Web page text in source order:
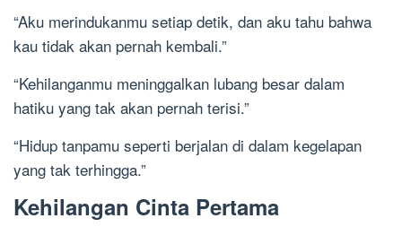
“Aku merindukanmu setiap detik, dan aku tahu bahwa
kau tidak akan pernah kembali.”
“Kehilanganmu meninggalkan lubang besar dalam
hatiku yang tak akan pernah terisi.”
“Hidup tanpamu seperti berjalan di dalam kegelapan
yang tak terhingga.”
Kehilangan Cinta Pertama